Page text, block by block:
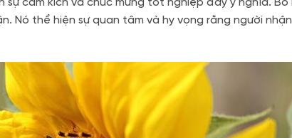
cảm kích và chúc mừng tốt nghiệp đầy ý nghĩa.
Nó thể hiện sự quan tâm và hy vọng rằng người